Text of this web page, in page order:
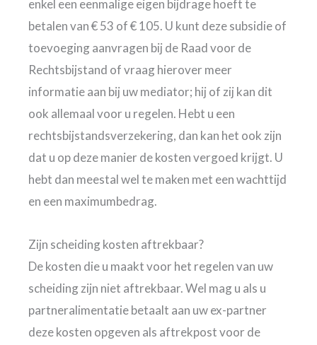
enkel een eenmalige eigen bijdrage hoeft te
betalen van € 53 of € 105. U kunt deze subsidie of
toevoeging aanvragen bij de Raad voor de
Rechtsbijstand of vraag hierover meer
informatie aan bij uw mediator; hij of zij kan dit
ook allemaal voor u regelen. Hebt u een
rechtsbijstandsverzekering, dan kan het ook zijn
dat u op deze manier de kosten vergoed krijgt. U
hebt dan meestal wel te maken met een wachttijd
en een maximumbedrag.
Zijn scheiding kosten aftrekbaar?
De kosten die u maakt voor het regelen van uw
scheiding zijn niet aftrekbaar. Wel mag u als u
partneralimentatie betaalt aan uw ex-partner
deze kosten opgeven als aftrekpost voor de